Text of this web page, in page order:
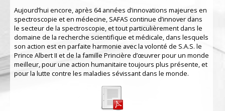
Aujourd’hui encore, après 64 années d’innovations majeures en
spectroscopie et en médecine, SAFAS continue d’innover dans
le secteur de la spectroscopie, et tout particulièrement dans le
domaine de la recherche scientifique et médicale, dans lesquels
son action est en parfaite harmonie avec la volonté de S.A.S. le
Prince Albert II et de la famille Princière d’œuvrer pour un monde
meilleur, pour une action humanitaire toujours plus présente, et
pour la lutte contre les maladies sévissant dans le monde.